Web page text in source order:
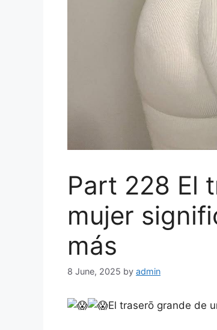
Part 228 El
mujer
más
8 June, 2025 by admin
El traserō grande de